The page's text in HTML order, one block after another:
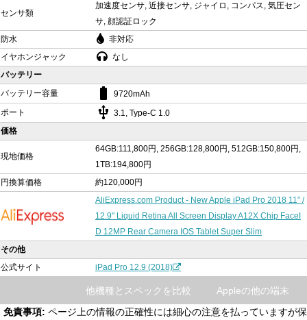
センサ類
加速度センサ, 近接センサ, ジャイロ, コンパス, 気圧セン
サ, 顔認証ロック
防水
非対応
イヤホンジャック
なし
バッテリー
バッテリー容量
battery_std
9720mAh
ポート
usb 3.1, Type-C 1.0
価格
現地価格
64GB:111,800円, 256GB:128,800円, 512GB:150,800円,
1TB:194,800円
円換算価格
約120,000円
AliExpress.com Product - New Apple iPad Pro 2018 11” /
12.9" Liquid Retina All Screen Display A12X Chip FaceI
D 12MP Rear Camera IOS Tablet Super Slim
その他
公式サイト
iPad Pro 12.9 (2018)
Appleの他の端末
他機種とスペックを比較
免責事項: ページ上の情報の正確性には細心の注意を払っていますが保